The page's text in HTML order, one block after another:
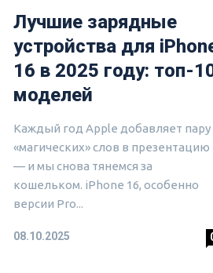
Лучшие зарядные
устройства для
16 в 2025 году: топ-
моделей
Каждый год Apple добавляет пару
«магических» слов в презентацию
— и мы снова тянемся за
кошельком. iPhone 16, особенно
версии Pro...
08.10.2025